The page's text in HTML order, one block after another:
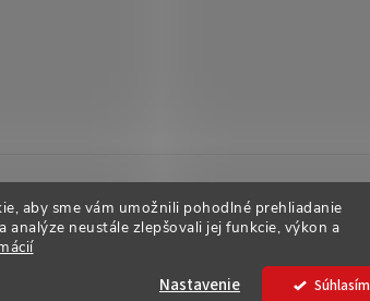
aby sme vám umožnili pohodlné prehliadanie
analýze neustále zlepšovali jej funkcie, výkon a
Súhlasím
Nastavenie